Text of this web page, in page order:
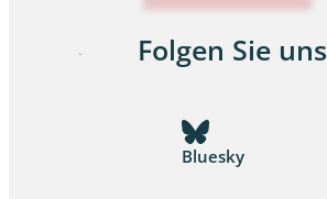
Folgen Sie uns
Bluesky